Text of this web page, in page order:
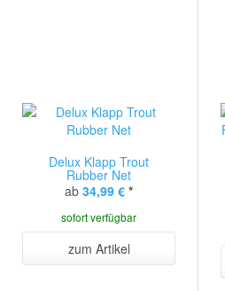
Delux Klapp Trout
Rubber Net
ab 34,99 € *
sofort verfügbar
zum Artikel